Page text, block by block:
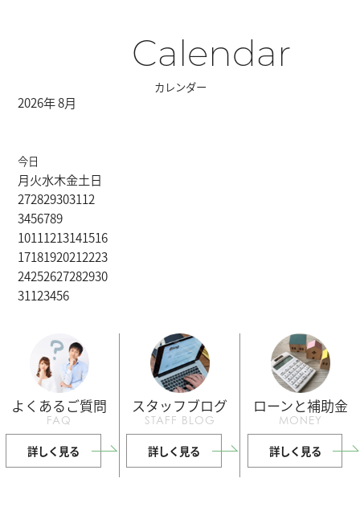
Calendar
カレンダー
2026年 8月
今日
月火水木金土日
272829303112
3456789
10111213141516
17181920212223
24252627282930
31123456
よくあるご質問
FAQ
詳しく見る
スタッフブログ
STAFF BLOG
詳しく見る
ローンと補助金
MONEY
詳しく見る